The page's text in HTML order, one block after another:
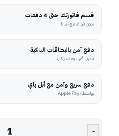
قسم فاتورتك حتى 4 دفعات
بدون فوائد مع تمارا
دفع آمن بالبطاقات البنكية
مدى، فيزا، وماستركارد
دفع سريع وآمن مع أبل باي
بواسطة Apple Pay
-